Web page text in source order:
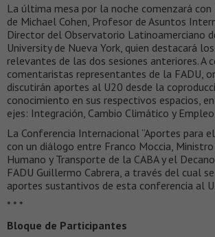
La última mesa por la noche comenzará con
de Michael Cohen, Profesor de Asuntos
Director del Observatorio Latinoamerciano
University de Nueva York, quien destacará
relevantes de las dos sesiones anteriores. A
comentaristas representantes de la FADU,
discutirán aportes al U20 desde la
conocimiento en sus respectivos espacios,
ejes: Integración, Cambio Climático y
La Conferencia Internacional “Aportes para
con un diálogo entre Franco Moccia,
Humano y Transporte de la CABA y el
FADU Guillermo Cabrera, a través del cual
aportes sustantivos de esta conferencia al
* * *
Bloque de Participantes